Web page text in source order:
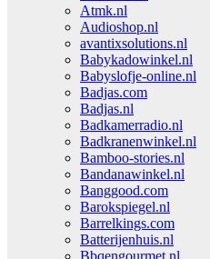
Atmk.nl
Audioshop.nl
avantixsolutions.nl
Babykadowinkel.nl
Babyslofje-online.nl
Badjas.com
Badjas.nl
Badkamerradio.nl
Badkranenwinkel.nl
Bamboo-stories.nl
Bandanawinkel.nl
Banggood.com
Barokspiegel.nl
Barrelkings.com
Batterijenhuis.nl
Bbqengourmet.nl